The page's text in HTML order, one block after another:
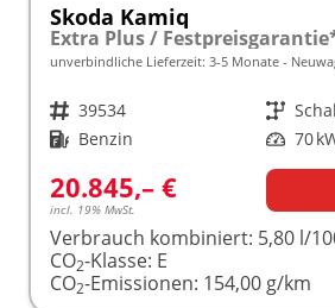
Skoda Kamiq
unverbindliche Lieferzeit: 3-5 Monate
Fahrzeugnr. 39534 Getriebe
Kraftstoff Benzin Leistung 70
20.845,– €
incl. 19% MwSt.
Verbrauch kombiniert: 5,80 l/
CO2-Klasse: E
CO2-Emissionen: 154,00 g/km